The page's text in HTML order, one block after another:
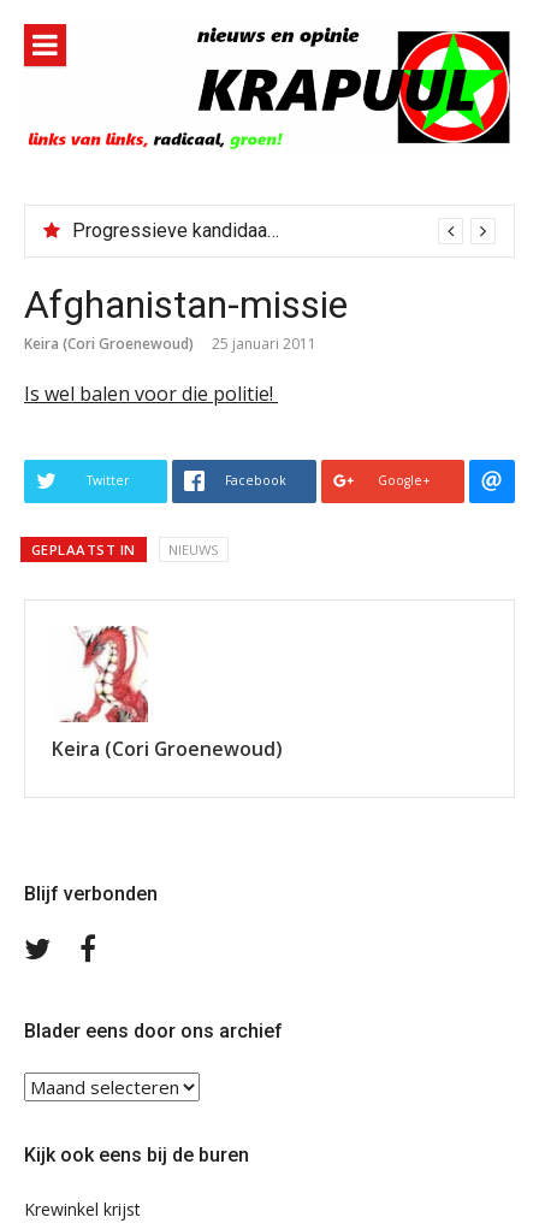
inhoud
Progressieve kandidaat El-Sayed senaatskandidaat Michigan
Afghanistan-missie
Keira (Cori Groenewoud) 25 januari 2011
Is wel balen voor die politie!
Twitter Facebook Google+
GEPLAATST IN NIEUWS
Keira (Cori Groenewoud)
Blijf verbonden
Volg
Blader eens door ons archief
Blader
eens
ons
Kijk ook eens bij de buren
Krewinkel krijst